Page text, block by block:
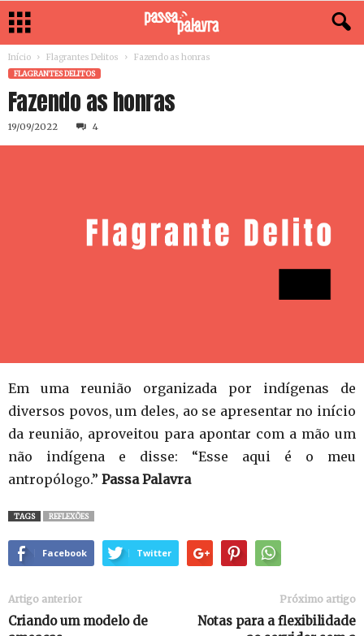
Início Flagrantes Delitos Fazendo as honras
FLAGRANTES DELITOS
Fazendo as honras
19/09/2022 4
Em uma reunião organizada por indígenas de
diversos povos, um deles, ao se apresentar no início
da reunião, aproveitou para apontar com a mão um
não indígena e disse: “Esse aqui é o meu
antropólogo.” Passa Palavra
TAGS REFLEXÕES
Facebook Twitter
Artigo anterior
Criando um modelo de
Próximo artigo
Notas para a flexibilidade